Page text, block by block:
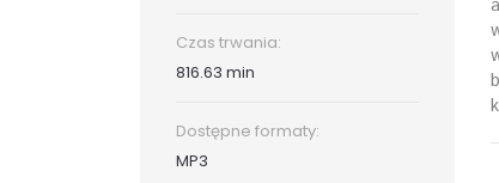
Czas trwania:
816.63 min
Dostępne formaty:
MP3